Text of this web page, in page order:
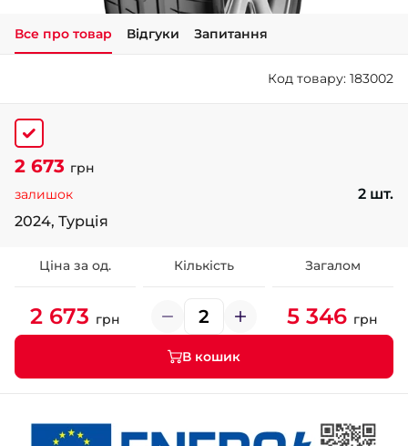
+38 (050)-911-911-2
+38 (099)-643-33-77
Все про товар Відгуки Запитання
Код товару: 183002
2 673 грн
залишок
2 шт.
2024, Турція
Ціна за од. Кількість Загалом
2 673 грн 5 346 грн
В кошик